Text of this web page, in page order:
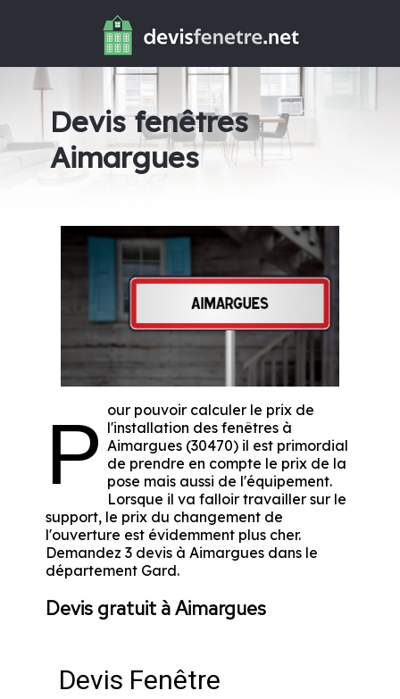
Devis fenêtres
Aimargues
P our pouvoir calculer le prix de
l'installation des fenêtres à
Aimargues (30470) il est primordial
de prendre en compte le prix de la
pose mais aussi de l'équipement.
Lorsque il va falloir travailler sur le
support, le prix du changement de
l'ouverture est évidemment plus cher.
Demandez 3 devis à Aimargues dans le
département Gard.
Devis gratuit à Aimargues
Devis Fenêtre